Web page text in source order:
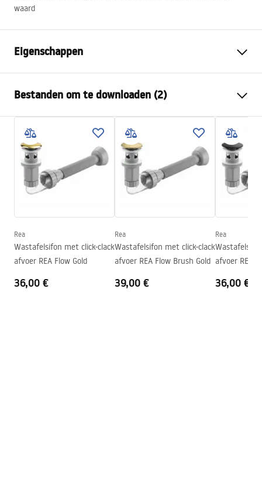
waard
Eigenschappen
Materiaal
Sanitair keramiek
Kleur
Steenlook
Lengte
400
Breedte
300
Hoogte
130mm
Diepte
105
Kraangat
Overloopopening
Nee
Bestanden om te downloaden (2)
Montagehandleiding
Garantievoorwaarden
Rea
Wastafelsifon met click-clack
afvoer REA Flow Gold
36,00 €
Rea
Wastafelsifon met click-clack
afvoer REA Flow Brush Gold
39,00 €
Rea
afvoer REA
36,00 €